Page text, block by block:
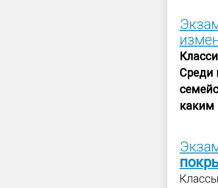
Среди
каким